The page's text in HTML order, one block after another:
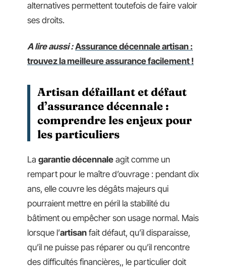
alternatives permettent toutefois de faire valoir
ses droits.
A lire aussi : Assurance décennale artisan :
trouvez la meilleure assurance facilement !
Artisan défaillant et défaut
d’assurance décennale :
comprendre les enjeux pour
les particuliers
La garantie décennale agit comme un
rempart pour le maître d’ouvrage : pendant dix
ans, elle couvre les dégâts majeurs qui
pourraient mettre en péril la stabilité du
bâtiment ou empêcher son usage normal. Mais
lorsque l’artisan fait défaut, qu’il disparaisse,
qu’il ne puisse pas réparer ou qu’il rencontre
des difficultés financières,, le particulier doit